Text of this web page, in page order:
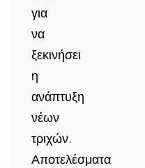
για
να
ξεκινήσει
η
ανάπτυξη
νέων
τριχών.
Αποτελέσματα